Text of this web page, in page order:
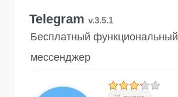
Telegram v.3.5.1
Бесплатный функциональный
мессенджер